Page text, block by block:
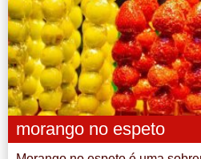
morango no espeto